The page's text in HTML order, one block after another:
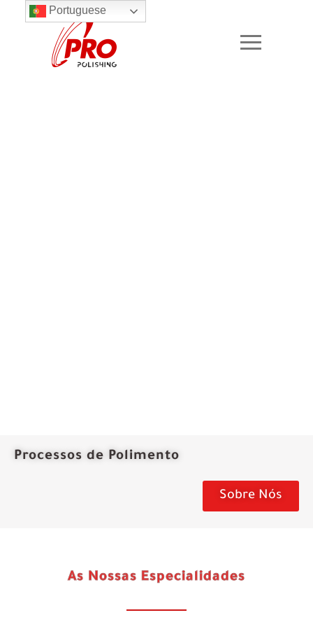
Processos de Polimento
Sobre Nós
As Nossas Especialidades
Portuguese